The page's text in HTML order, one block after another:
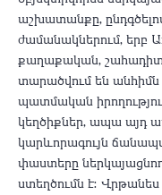
աշխատանքը,
ժամանակներում, երբ
քաղաքական,
տարածվում են
պատմական
կեղծիքներ, ապա այդ
կարևորագույն
փաստերը
ստեղծումն է։